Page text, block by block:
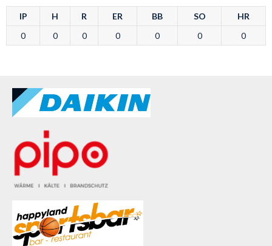
IP H R ER BB SO
HR
0
0 0 0 0 0 0